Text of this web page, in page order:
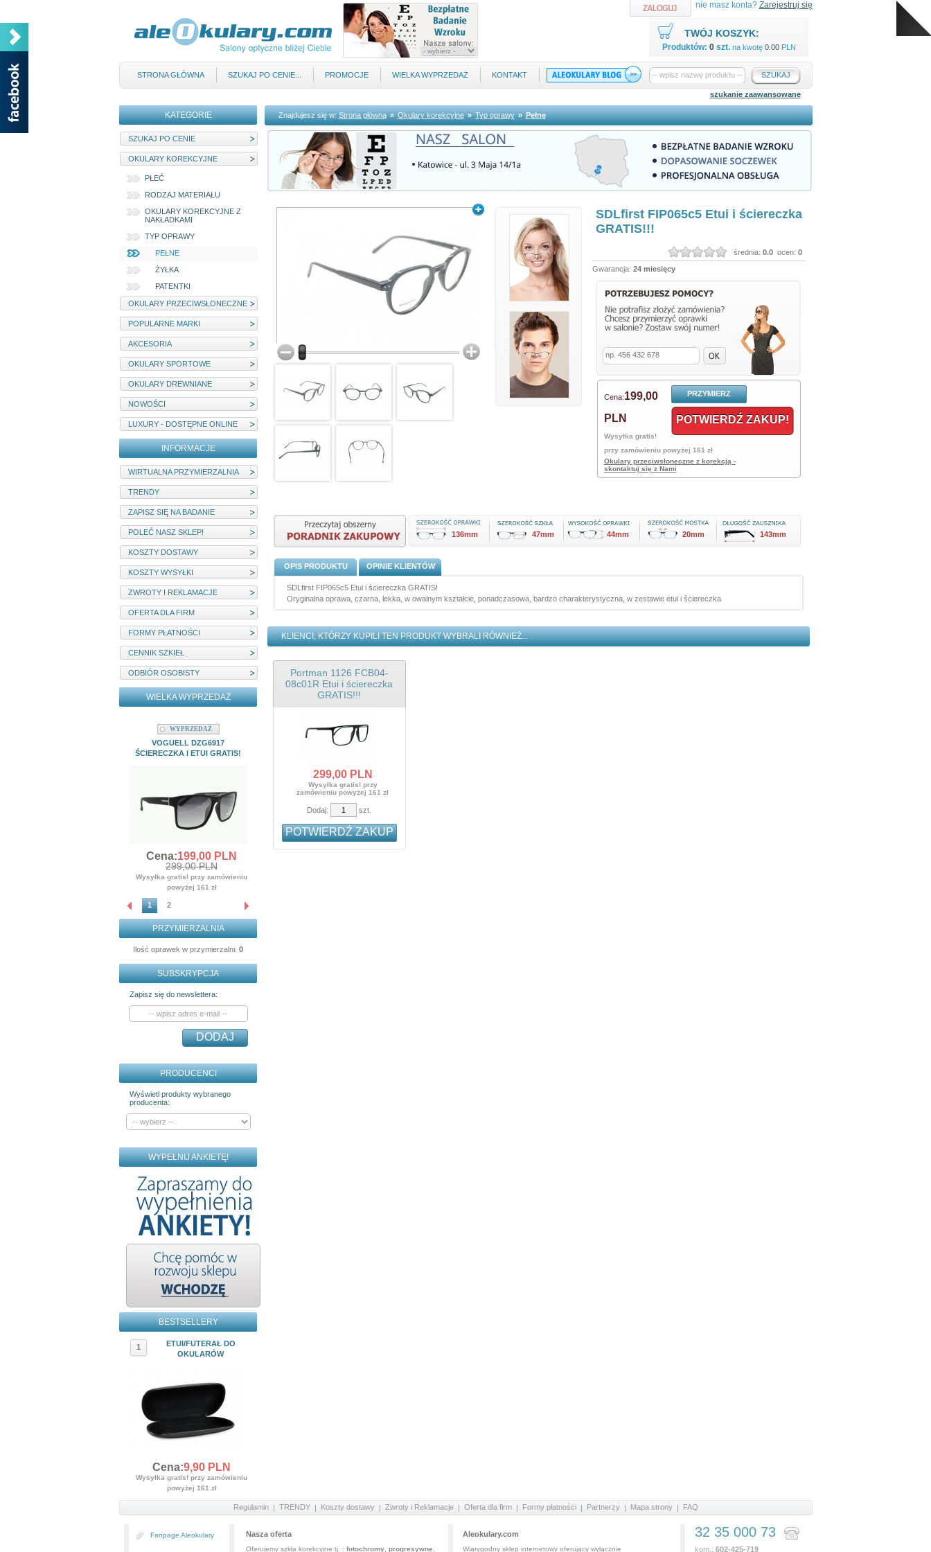
TWÓJ KOSZYK:
Produktów: 0szt. na kwotę 0.00PLN
nie masz konta? Zarejestruj się
STRONA GŁÓWNA SZUKAJ PO CENIE... PROMOCJE WIELKA WYPRZEDAŻ KONTAKT SZUKAJ
szukanie zaawansowane
KATEGORIE
SZUKAJ PO CENIE
OKULARY KOREKCYJNE
PŁEĆ
RODZAJ MATERIAŁU
OKULARY KOREKCYJNE Z
NAKŁADKAMI
TYP OPRAWY
PEŁNE
ŻYŁKA
PATENTKI
OKULARY PRZECIWSŁONECZNE
POPULARNE MARKI
AKCESORIA
OKULARY SPORTOWE
OKULARY DREWNIANE
NOWOŚCI
LUXURY - DOSTĘPNE ONLINE
INFORMACJE
WIRTUALNA PRZYMIERZALNIA
TRENDY
ZAPISZ SIĘ NA BADANIE
POLEĆ NASZ SKLEP!
KOSZTY DOSTAWY
KOSZTY WYSYŁKI
ZWROTY I REKLAMACJE
OFERTA DLA FIRM
FORMY PŁATNOŚCI
CENNIK SZKIEŁ
ODBIÓR OSOBISTY
WIELKA WYPRZEDAŻ
WYPRZEDAŻ
VOGUELL DZG6917
ŚCIERECZKA I ETUI GRATIS!
Cena:199,00 PLN
299,00 PLN
Wysyłka gratis! przy zamówieniu
powyżej 161 zł
WYPRZEDAŻ
MYSTIQUE M22204C1 ETUI I
139,00 PLN
359,00 PLN
Wysyłka gratis! przy zamówieniu
powyżej 161 zł
1 2
PRZYMIERZALNIA
Ilość oprawek w przymierzalni: 0
SUBSKRYPCJA
Zapisz się do newslettera:
DODAJ
PRODUCENCI
Wyświetl produkty wybranego
producenta:
WYPEŁNIJ ANKIETĘ!
BESTSELLERY
1
ETUI/FUTERAŁ DO
OKULARÓW
Cena:9,90 PLN
Wysyłka gratis! przy zamówieniu
powyżej 161 zł
Znajdujesz się w:Strona główna » Okulary korekcyjne » Typ oprawy » Pełne
SDLfirst FIP065c5 Etui i ściereczka
GRATIS!!!
średnia: 0.0ocen: 0
Gwarancja: 24 miesięcy
PRZYMIERZ
POTWIERDŹ ZAKUP!
Cena:199,00
PLN
Wysyłka gratis!
przy zamówieniu powyżej 161 zł
Okulary przeciwsłoneczne z korekcją -
skontaktuj się z Nami
136mm 47mm 44mm 20mm 143mm
OPIS PRODUKTU OPINIE KLIENTÓW
SDLfirst FIP065c5 Etui i ściereczka GRATIS!
Oryginalna oprawa, czarna, lekka, w owalnym kształcie, ponadczasowa, bardzo charakterystyczna, w zestawie etui i ściereczka
KLIENCI, KTÓRZY KUPILI TEN PRODUKT WYBRALI RÓWNIEŻ...
Portman 1126 FCB04-
08c01R Etui i ściereczka
GRATIS!!!
299,00PLN
Wysyłka gratis! przy
zamówieniu powyżej 161 zł
Dodaj: szt.
POTWIERDŹ ZAKUP
Regulamin TRENDY Koszty dostawy Zwroty i Reklamacje Oferta dla firm Formy płatności Partnerzy Mapa strony FAQ
Fanpage Aleokulary Nasza oferta
Oferujemy szkła korekcyjne tj. : fotochromy, progresywne
Aleokulary.com
Wiarygodny sklep internetowy oferujący wyłącznie
32 35 000 73
kom.: 602-425-719